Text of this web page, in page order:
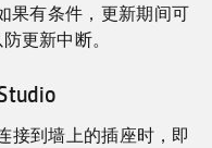
果有条件，更新期间可
更新中断。
接到墙上的插座时，即